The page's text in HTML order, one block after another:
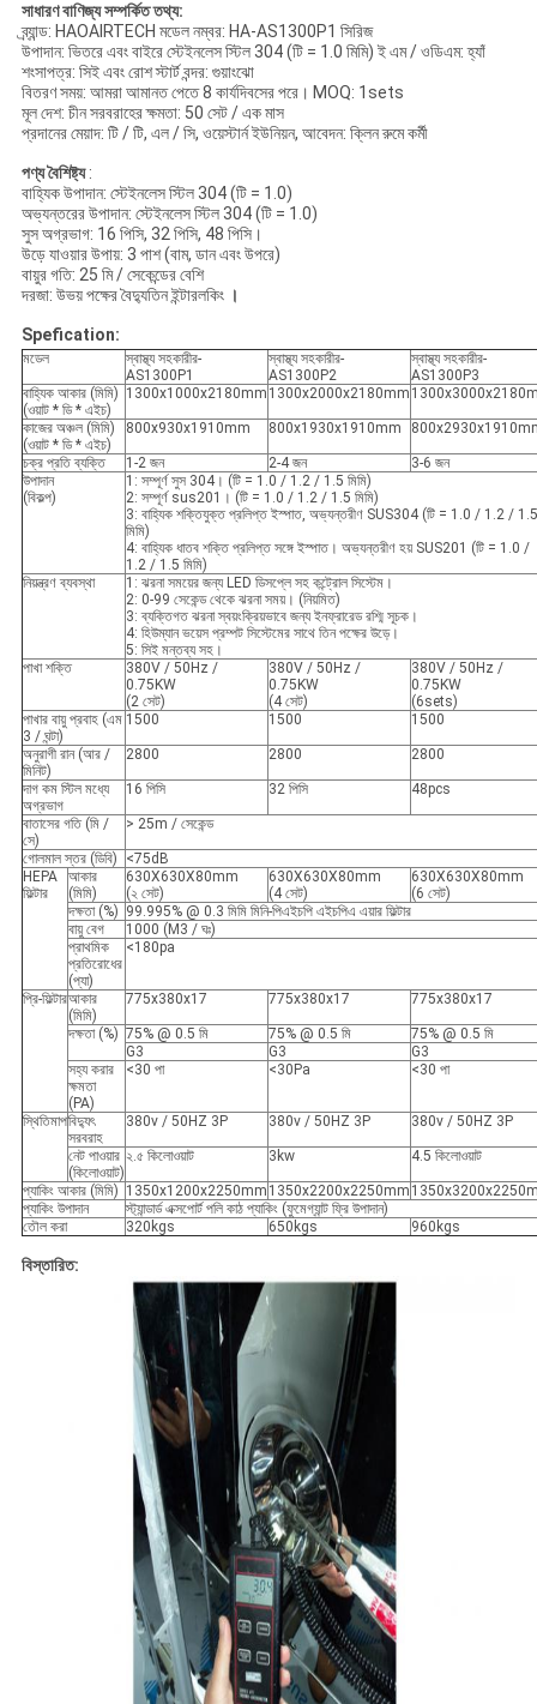
সাধারণ বাণিজ্য সম্পর্কিত তথ্য:
ব্র্যান্ড: HAOAIRTECH মডেল নম্বর: HA-AS1300P1 সিরিজ
উপাদান: ভিতরে এবং বাইরে স্টেইনলেস স্টিল 304 (টি = 1.0 মিমি) ই এম / ওডিএম: হ্যাঁ
শংসাপত্র: সিই এবং রোশ স্টার্ট বন্দর: গুয়াংঝো
বিতরণ সময়: আমরা আমানত পেতে 8 কার্যদিবসের পরে। MOQ: 1sets
মূল দেশ: চীন সরবরাহের ক্ষমতা: 50 সেট / এক মাস
প্রদানের মেয়াদ: টি / টি, এল / সি, ওয়েস্টার্ন ইউনিয়ন, আবেদন: ক্লিন রুমে কর্মী
পণ্য বৈশিষ্ট্য:
বাহ্যিক উপাদান: স্টেইনলেস স্টিল 304 (টি = 1.0)
অভ্যন্তরের উপাদান: স্টেইনলেস স্টিল 304 (টি = 1.0)
সুস অগ্রভাগ: 16 পিসি, 32 পিসি, 48 পিসি।
উড়ে যাওয়ার উপায়: 3 পাশ (বাম, ডান এবং উপরে)
বায়ুর গতি: 25 মি / সেকেন্ডের বেশি
দরজা: উভয় পক্ষের বৈদ্যুতিন ইন্টারলকিং ।
Spefication:
মডেল
স্বাস্থ্য সহকারীর-
AS1300P1
স্বাস্থ্য সহকারীর-
AS1300P2
স্বাস্থ্য সহকারীর-
AS1300P3
বাহ্যিক আকার (মিমি)
(ওয়াট * ডি * এইচ)
1300x1000x2180mm 1300x2000x2180mm
কাজের অঞ্চল (মিমি)
(ওয়াট * ডি * এইচ)
800x930x1910mm 800x1930x1910mm
চক্র প্রতি ব্যক্তি 1-2 জন 2-4 জন
3-6 জন
উপাদান
(বিকল্প)
1: সম্পূর্ণ সুস 304। (টি = 1.0 / 1.2 / 1.5 মিমি)
2: সম্পূর্ণ sus201। (টি = 1.0 / 1.2 / 1.5 মিমি)
3: বাহ্যিক শক্তিযুক্ত প্রলিপ্ত ইস্পাত, অভ্যন্তরীণ SUS304 (টি = 1.0 / 1.2 / 1.5
মিমি)
4: বাহ্যিক ধাতব শক্তি প্রলিপ্ত সঙ্গে ইস্পাত। অভ্যন্তরীণ হয় SUS201 (টি = 1.0 /
1.2 / 1.5 মিমি)
নিয়ন্ত্রণ ব্যবস্থা
1: ঝরনা সময়ের জন্য LED ডিসপ্লে সহ কন্ট্রোল সিস্টেম।
2: 0-99 সেকেন্ড থেকে ঝরনা সময়। (নিয়মিত)
3: ব্যক্তিগত ঝরনা স্বয়ংক্রিয়ভাবে জন্য ইনফ্রারেড রশ্মি সূচক।
4: হিউম্যান ভয়েস প্রম্পট সিস্টেমের সাথে তিন পক্ষের উড়ে।
5: সিই মন্তব্য সহ।
পাখা শক্তি
380V / 50Hz /
0.75KW
(2 সেট)
380V / 50Hz /
0.75KW
(4 সেট)
380V / 50Hz /
0.75KW
(6sets)
পাখার বায়ু প্রবাহ (এম
3 / ঘন্টা)
1500 1500 1500
অনুরাগী রান (আর /
মিনিট)
2800 2800 2800
দাগ কম স্টিল মধ্যে
অগ্রভাগ
16 পিসি 32 পিসি 48pcs
বাতাসের গতি (মি /
সে)
> 25m / সেকেন্ড
গোলমাল স্তর (ডিবি)
<75dB
HEPA
ফিল্টার
আকার
(মিমি)
630X630X80mm
(২ সেট)
630X630X80mm
(4 সেট)
630X630X80mm
(6 সেট)
দক্ষতা (%) 99.995% @ 0.3 মিমি মিনি-পিএইচপি এইচপিএ এয়ার ফিল্টার
বায়ু বেগ
1000 (M3 / ঘঃ)
প্রাথমিক
প্রতিরোধের
(প্যা)
<180pa
প্রি-ফিল্টারআকার
(মিমি)
775x380x17 775x380x17 775x380x17
দক্ষতা (%) 75% @ 0.5 মি 75% @ 0.5 মি
75% @ 0.5 মি
G3
G3
G3
সহ্য করার
ক্ষমতা
(PA)
<30 পা <30Pa <30 পা
স্থিতিমাপবিদ্যুৎ
সরবরাহ
380v / 50HZ 3P 380v / 50HZ 3P 380v / 50HZ 3P
নেট পাওয়ার
(কিলোওয়াট)
২.৫ কিলোওয়াট 3kw 4.5 কিলোওয়াট
প্যাকিং আকার (মিমি) 1350x1200x2250mm 1350x2200x2250mm
প্যাকিং উপাদান
স্ট্যান্ডার্ড এক্সপোর্ট পলি কাঠ প্যাকিং (ফুমেগ্যান্ট ফ্রি উপাদান)
তৌল করা
320kgs 650kgs 960kgs
বিস্তারিত: